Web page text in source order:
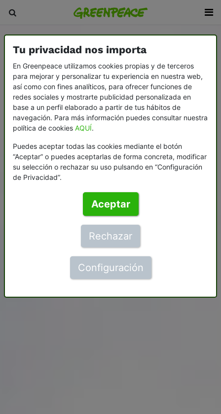
Tu privacidad nos importa
En Greenpeace utilizamos cookies propias y de terceros
para mejorar y personalizar tu experiencia en nuestra web,
así como con fines analíticos, para ofrecer funciones de
redes sociales y mostrarte publicidad personalizada en
base a un perfil elaborado a partir de tus hábitos de
navegación. Para más información puedes consultar nuestra
política de cookies AQUÍ.
Puedes aceptar todas las cookies mediante el botón
“Aceptar” o puedes aceptarlas de forma concreta, modificar
su selección o rechazar su uso pulsando en “Configuración
de Privacidad”.
Aceptar
Rechazar
Configuración